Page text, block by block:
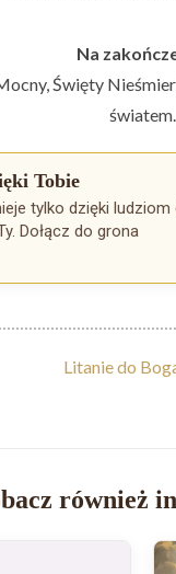
Na
Święty
światem.
Tobie
tylko dzięki ludziom
Dołącz do grona
Litanie do
również